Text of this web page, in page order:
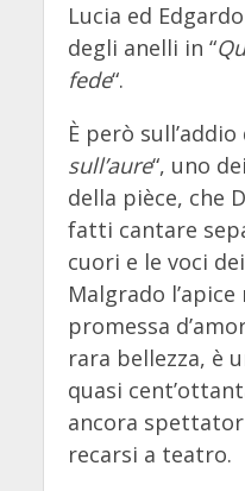
Lucia ed
degli anelli in “
fede“.
È però sull’addio
sull’aure“, uno
della pièce, che
fatti cantare
cuori e le voci
Malgrado
promessa
rara bellezza, è
quasi
ancora
recarsi a teatro.